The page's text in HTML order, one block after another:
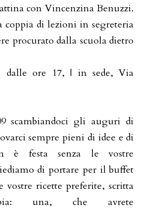
con Vincenzina Benuzzi.
coppia di lezioni in segreteria
procurato dalla scuola dietro
dalle ore 17, | in sede, Via
scambiandoci gli auguri di
sempre pieni di idee e di
è festa senza le vostre
di portare per il buffet
vostre ricette preferite, scritta
una, che avrete